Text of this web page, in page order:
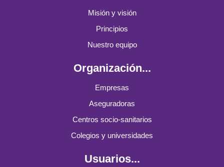
Misión y visión
Principios
Nuestro equipo
Organización...
Empresas
Aseguradoras
Centros socio-sanitarios
Colegios y universidades
Usuarios...